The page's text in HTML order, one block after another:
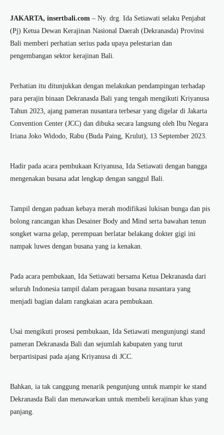
JAKARTA, insertbali.com – Ny. drg. Ida Setiawati selaku Penjabat
(Pj) Ketua Dewan Kerajinan Nasional Daerah (Dekranasda) Provinsi
Bali memberi perhatian serius pada upaya pelestarian dan
pengembangan sektor kerajinan Bali.
Perhatian itu ditunjukkan dengan melakukan pendampingan terhadap
para perajin binaan Dekranasda Bali yang tengah mengikuti Kriyanusa
Tahun 2023, ajang pameran nusantara terbesar yang digelar di Jakarta
Convention Center (JCC) dan dibuka secara langsung oleh Ibu Negara
Iriana Joko Widodo, Rabu (Buda Paing, Krulut), 13 September 2023.
Hadir pada acara pembukaan Kriyanusa, Ida Setiawati dengan bangga
mengenakan busana adat lengkap dengan sanggul Bali.
Tampil dengan paduan kebaya merah modifikasi lukisan bunga dan pis
bolong rancangan khas Desainer Body and Mind serta bawahan tenun
songket warna gelap, perempuan berlatar belakang dokter gigi ini
nampak luwes dengan busana yang ia kenakan.
Pada acara pembukaan, Ida Setiawati bersama Ketua Dekranasda dari
seluruh Indonesia tampil dalam peragaan busana nusantara yang
menjadi bagian dalam rangkaian acara pembukaan.
Usai mengikuti prosesi pembukaan, Ida Setiawati mengunjungi stand
pameran Dekranasda Bali dan sejumlah kabupaten yang turut
berpartisipasi pada ajang Kriyanusa di JCC.
Bahkan, ia tak canggung menarik pengunjung untuk mampir ke stand
Dekranasda Bali dan menawarkan untuk membeli kerajinan khas yang
panjang.